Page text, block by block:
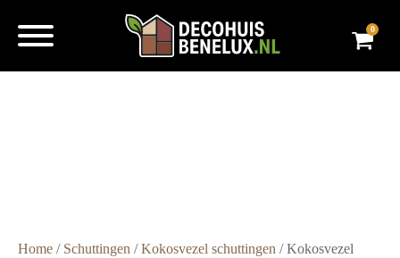
0
Home / Schuttingen /Kokosvezel schuttingen / Kokosvezel